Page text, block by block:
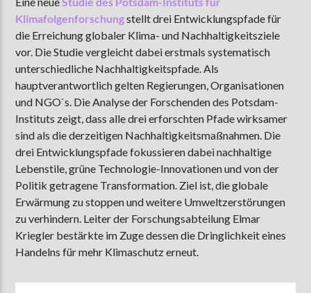
AKTUELLE SENDUNG
MOEBIUS
00:00 18:00
ZU HÖREN INMünster 90,9 MHzSteinfurt103,9 MHz
Klimafolgenforschungstellt drei Entwicklungspfade für
die Erreichung globaler Klima- und Nachhaltigkeitsziele
vor. Die Studie vergleicht dabei erstmals systematisch
unterschiedliche Nachhaltigkeitspfade. Als
hauptverantwortlich gelten Regierungen, Organisationen
und NGO`s. Die Analyse der Forschenden des Potsdam-
Instituts zeigt, dass alle drei erforschten Pfade wirksamer
sind als die derzeitigen Nachhaltigkeitsmaßnahmen. Die
drei Entwicklungspfade fokussieren dabei nachhaltige
Lebenstile, grüne Technologie-Innovationen und von der
Politik getragene Transformation. Ziel ist, die globale
Erwärmung zu stoppen und weitere Umweltzerstörungen
zu verhindern. Leiter der Forschungsabteilung Elmar
Kriegler bestärkte im Zuge dessen die Dringlichkeit eines
Handelns für mehr Klimaschutz erneut.